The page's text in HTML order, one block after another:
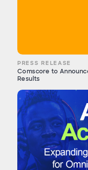
PRESS RELEASE
Comscore to
Results